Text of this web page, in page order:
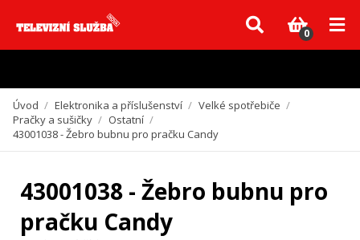
Vzhledem k aktuální situaci se může dodání dílů, které nejsou skladem,
zpozdit. Děkujeme za pochopení.
0
Úvod / Elektronika a příslušenství / Velké spotřebiče /
Pračky a sušičky / Ostatní /
43001038 - Žebro bubnu pro pračku Candy
43001038 - Žebro bubnu pro
pračku Candy